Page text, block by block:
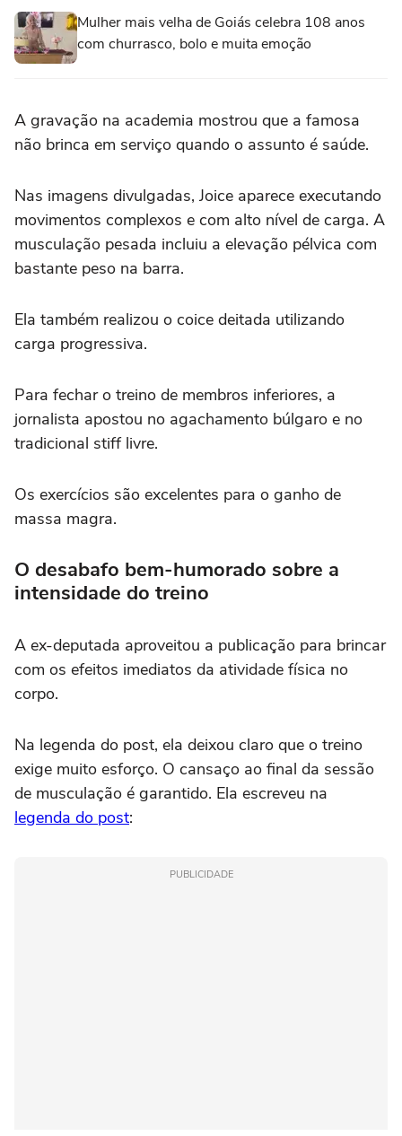
Mulher mais velha de Goiás celebra 108 anos
com churrasco, bolo e muita emoção
A gravação na academia mostrou que a famosa
não brinca em serviço quando o assunto é saúde.
Nas imagens divulgadas, Joice aparece executando
movimentos complexos e com alto nível de carga. A
musculação pesada incluiu a elevação pélvica com
bastante peso na barra.
Ela também realizou o coice deitada utilizando
carga progressiva.
Para fechar o treino de membros inferiores, a
jornalista apostou no agachamento búlgaro e no
tradicional stiff livre.
Os exercícios são excelentes para o ganho de
massa magra.
O desabafo bem-humorado sobre a
intensidade do treino
A ex-deputada aproveitou a publicação para brincar
com os efeitos imediatos da atividade física no
corpo.
Na legenda do post, ela deixou claro que o treino
exige muito esforço. O cansaço ao final da sessão
de musculação é garantido. Ela escreveu na
legenda do post:
PUBLICIDADE